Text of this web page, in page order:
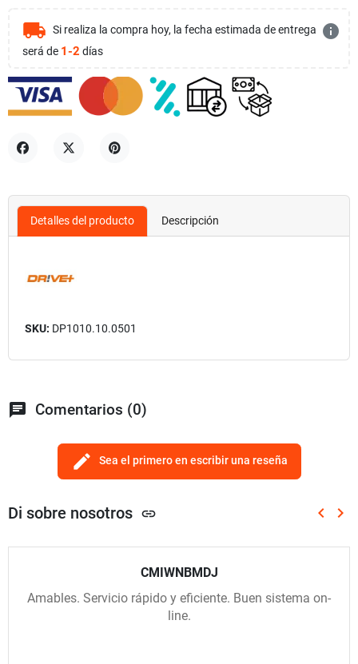
local_shipping Si realiza la compra hoy, la fecha estimada de entrega
será de 1-2 días
info
Detalles del producto Descripción
SKU: DP1010.10.0501
chat Comentarios (0)
edit Sea el primero en escribir una reseña
Di sobre nosotros link keyboard_arrow_left keyboard_arrow_right
CMIWNBMDJ
Amables. Servicio rápido y eficiente. Buen sistema on-
line.